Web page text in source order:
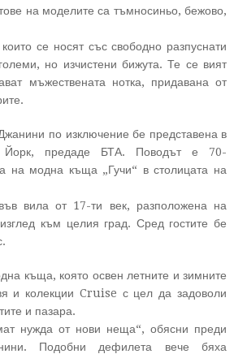
на моделите са тъмносиньо, бежово,
се носят със свободно разпуснати
но изчистени бижута. Те се вият
мъжествената нотка, придавана от
по изключение бе представена в
предаде БТА. Поводът е 70-
на модна къща „Гучи“ в столицата на
вила от 17-ти век, разположена на
към целия град. Сред гостите бе
къща, която освен летните и зимните
и колекции Cruise с цел да задоволи
и пазара.
нужда от нови неща“, обясни преди
Подобни дефилета вече бяха